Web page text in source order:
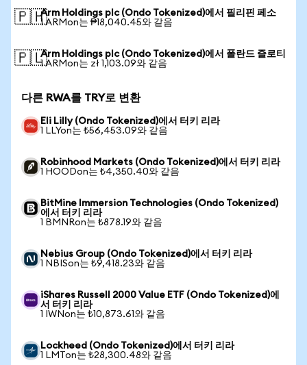
🇵🇭Arm Holdings plc (Ondo Tokenized)에서 필리핀 페소
1 ARMon는 ₱18,040.45와 같음
🇵🇱Arm Holdings plc (Ondo Tokenized)에서 폴란드 즐로티
1 ARMon는 zł 1,103.09와 같음
다른 RWA를 TRY로 변환
Eli Lilly (Ondo Tokenized)에서 터키 리라
1 LLYon는 ₺56,453.09와 같음
Robinhood Markets (Ondo Tokenized)에서 터키 리라
1 HOODon는 ₺4,350.40와 같음
BitMine Immersion Technologies (Ondo Tokenized)
에서 터키 리라
1 BMNRon는 ₺878.19와 같음
Nebius Group (Ondo Tokenized)에서 터키 리라
1 NBISon는 ₺9,418.23와 같음
iShares Russell 2000 Value ETF (Ondo Tokenized)에
서 터키 리라
1 IWNon는 ₺10,873.61와 같음
Lockheed (Ondo Tokenized)에서 터키 리라
1 LMTon는 ₺28,300.48와 같음